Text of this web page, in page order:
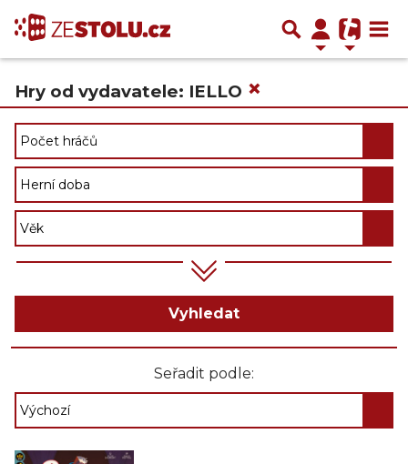
Hry od vydavatele: IELLO ×
Vyhledat
Seřadit podle: